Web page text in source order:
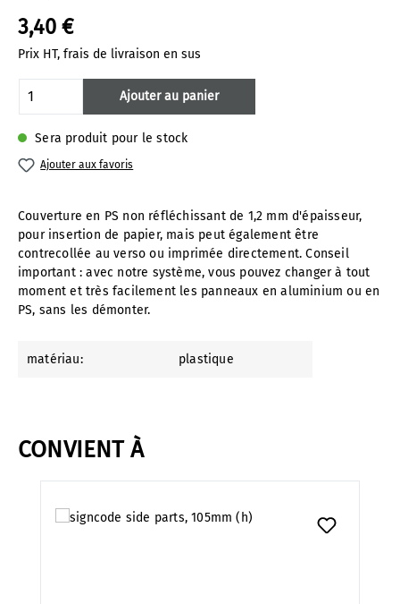
3,40 €
Prix HT, frais de livraison en sus
Sera produit pour le stock
Quantité de produit : Entrez la quantité
Ajouter au panier
Ajouter aux favoris
Couverture en PS non réfléchissant de 1,2 mm d'épaisseur,
pour insertion de papier, mais peut également être
contrecollée au verso ou imprimée directement. Conseil
important : avec notre système, vous pouvez changer à tout
moment et très facilement les panneaux en aluminium ou en
PS, sans les démonter.
matériau: plastique
CONVIENT À